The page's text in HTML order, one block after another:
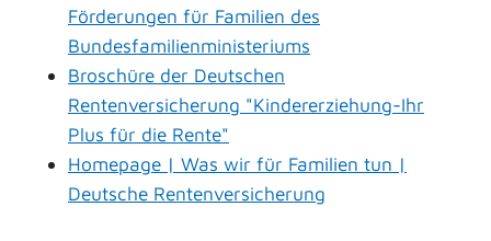
Förderungen für Familien des
Bundesfamilienministeriums
Broschüre der Deutschen
Rentenversicherung "Kindererziehung-Ihr
Plus für die Rente"
Homepage | Was wir für Familien tun |
Deutsche Rentenversicherung